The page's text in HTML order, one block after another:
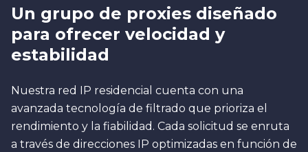
Un grupo de proxies diseñado
para ofrecer velocidad y
estabilidad
Nuestra red IP residencial cuenta con una
avanzada tecnología de filtrado que prioriza el
rendimiento y la fiabilidad. Cada solicitud se enruta
a través de direcciones IP optimizadas en función de